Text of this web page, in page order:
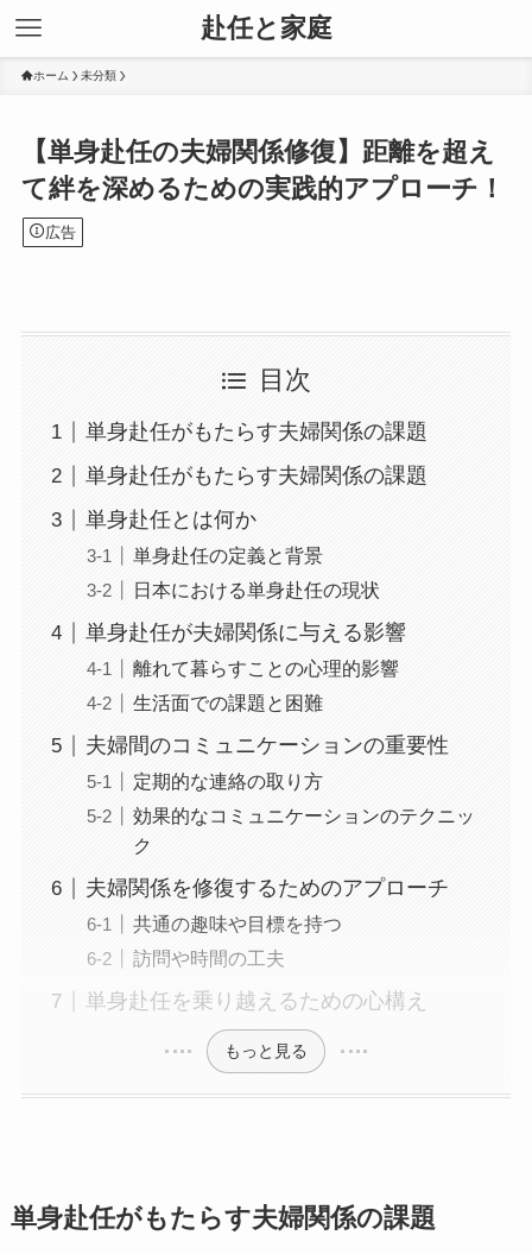
赴任と家庭
ホーム 未分類
【単身赴任の夫婦関係修復】距離を超え
て絆を深めるための実践的アプローチ！
広告
目次
単身赴任がもたらす夫婦関係の課題
単身赴任がもたらす夫婦関係の課題
単身赴任とは何か
単身赴任の定義と背景
日本における単身赴任の現状
単身赴任が夫婦関係に与える影響
離れて暮らすことの心理的影響
生活面での課題と困難
夫婦間のコミュニケーションの重要性
定期的な連絡の取り方
効果的なコミュニケーションのテクニッ
ク
夫婦関係を修復するためのアプローチ
共通の趣味や目標を持つ
訪問や時間の工夫
単身赴任を乗り越えるための心構え
もっと見る
単身赴任がもたらす夫婦関係の課題